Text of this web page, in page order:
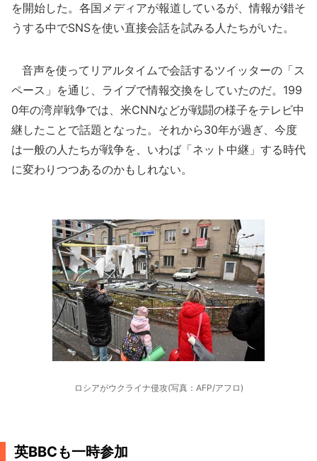
を開始した。各国メディアが報道しているが、情報が錯そ
うする中でSNSを使い直接会話を試みる人たちがいた。
音声を使ってリアルタイムで会話するツイッターの「ス
ペース」を通じ、ライブで情報交換をしていたのだ。199
0年の湾岸戦争では、米CNNなどが戦闘の様子をテレビ中
継したことで話題となった。それから30年が過ぎ、今度
は一般の人たちが戦争を、いわば「ネット中継」する時代
に変わりつつあるのかもしれない。
ロシアがウクライナ侵攻(写真：AFP/アフロ)
英BBCも一時参加